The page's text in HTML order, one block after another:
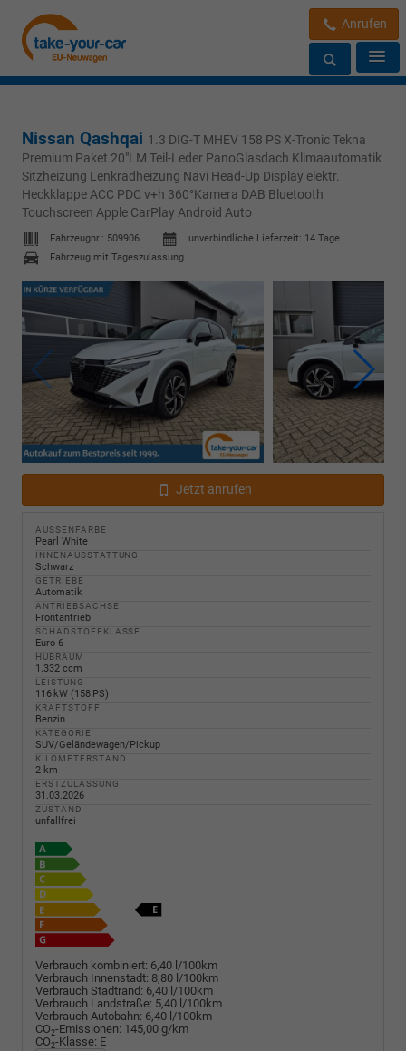
Anrufen
Nissan Qashqai 1.3 DIG-T MHEV 158 PS X-Tronic Tekna
Premium Paket 20"LM Teil-Leder PanoGlasdach Klimaautomatik
Sitzheizung Lenkradheizung Navi Head-Up Display elektr.
Heckklappe ACC PDC v+h 360°Kamera DAB Bluetooth
Touchscreen Apple CarPlay Android Auto
Fahrzeugnr.: 509906 unverbindliche Lieferzeit: 14 Tage
Fahrzeug mit Tageszulassung
Jetzt anrufen
AUSSENFARBE
Pearl White
INNENAUSSTATTUNG
Schwarz
GETRIEBE
Automatik
ANTRIEBSACHSE
Frontantrieb
SCHADSTOFFKLASSE
Euro 6
HUBRAUM
1.332 ccm
LEISTUNG
116 kW (158 PS)
KRAFTSTOFF
Benzin
KATEGORIE
SUV/Geländewagen/Pickup
KILOMETERSTAND
2 km
ERSTZULASSUNG
31.03.2026
ZUSTAND
unfallfrei
Verbrauch kombiniert: 6,40 l/100km
Verbrauch Innenstadt: 8,80 l/100km
Verbrauch Stadtrand: 6,40 l/100km
Verbrauch Landstraße: 5,40 l/100km
Verbrauch Autobahn: 6,40 l/100km
CO2-Emissionen: 145,00 g/km
CO2-Klasse: E